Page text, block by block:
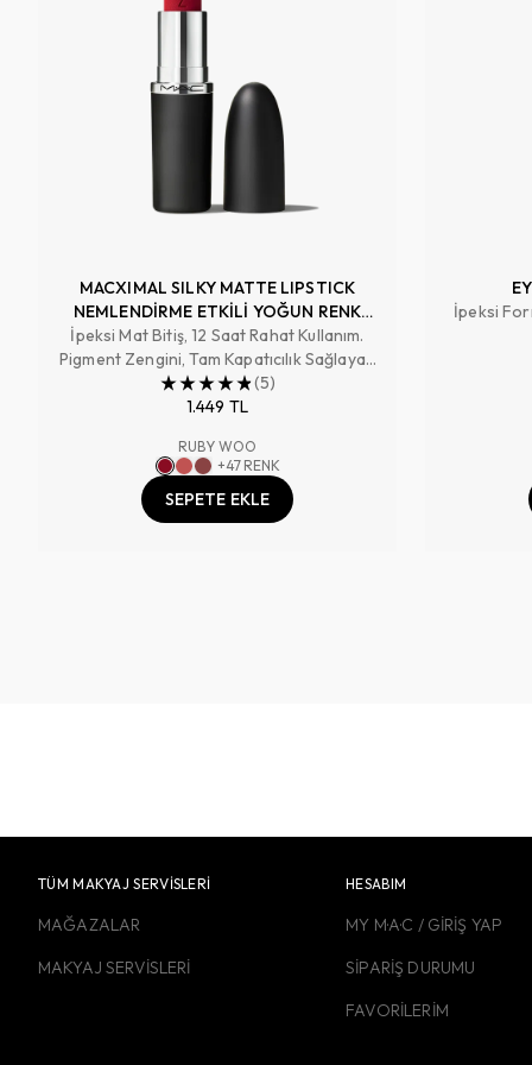
MACXIMAL SILKY MATTE LIPSTICK
NEMLENDİRME ETKİLİ YOĞUN RENK
SAĞLAYAN RUJ
İpeksi Mat Bitiş, 12 Saat Rahat Kullanım.
Pigment Zengini, Tam Kapatıcılık Sağlayan
Renk
(5)
1.449 TL
RUBY WOO
+47 RENK
SEPETE EKLE
İpeksi
TÜM MAKYAJ SERVİSLERİ
MAĞAZALAR
MAKYAJ SERVİSLERİ
HESABIM
MY M·A·C / GİRİŞ YAP
SİPARİŞ DURUMU
FAVORİLERİM